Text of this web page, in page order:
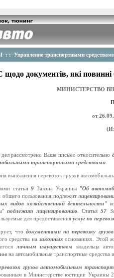
: : Управление транспортными
документів, які повинні
МИНИСТЕРСТВО
от
рассмотрено Ваше письмо относительно
транспортными средствами
выполнения перевозок грузов
статьи9 Закона Украины "Об
пользования подлежит
видов хозяйственной деятельности"
подлежит лицензированию Статья57
для предоставления услуг по
чтодокументами на перевозку грузов
средства на законныхоснованиях. Этой
личным имуществом владельца
на автомобильные транспортные средства и
грузов автомобильным
в Министерстве юстиции Украины